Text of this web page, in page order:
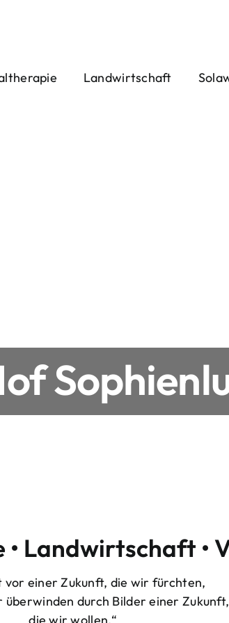
Landwirtschaft
Landwirtschaft •
vor einer Zukunft, die wir fürchten,
überwinden durch Bilder einer Zukunft,